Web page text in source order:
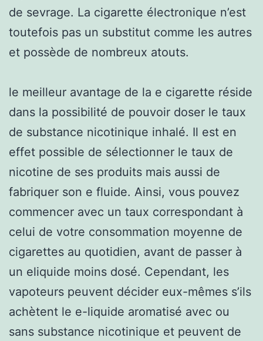
de sevrage. La cigarette électronique n’est
toutefois pas un substitut comme les autres
et possède de nombreux atouts.
le meilleur avantage de la e cigarette réside
dans la possibilité de pouvoir doser le taux
de substance nicotinique inhalé. Il est en
effet possible de sélectionner le taux de
nicotine de ses produits mais aussi de
fabriquer son e fluide. Ainsi, vous pouvez
commencer avec un taux correspondant à
celui de votre consommation moyenne de
cigarettes au quotidien, avant de passer à
un eliquide moins dosé. Cependant, les
vapoteurs peuvent décider eux-mêmes s’ils
achètent le e-liquide aromatisé avec ou
sans substance nicotinique et peuvent de